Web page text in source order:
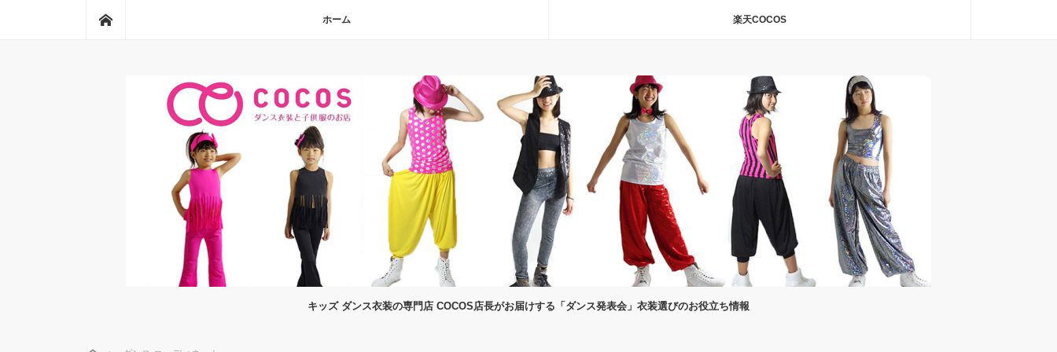
ホーム 楽天COCOS
キッズ ダンス衣装の専門店 COCOS店長がお届けする「ダンス発表会」衣装選びのお役立ち情報